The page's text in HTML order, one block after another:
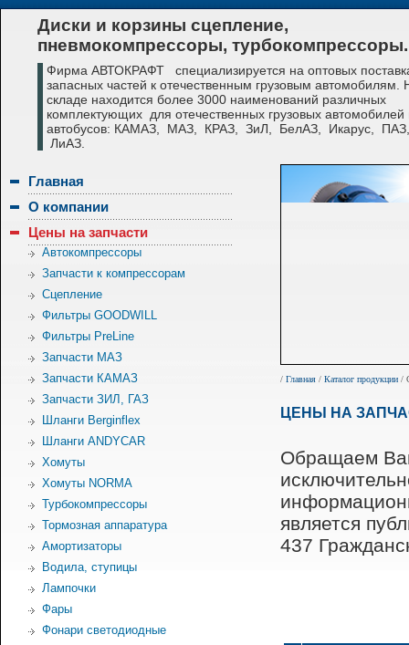
Диски и корзины сцепление,
пневмокомпрессоры, турбокомпрессоры.
Фирма АВТОКРАФТ специализируется на оптовых
запасных частей к отечественным грузовым
складе находится более 3000 наименований различных
комплектующих для отечественных грузовых автомобилей
автобусов: КАМАЗ, МАЗ, КРАЗ, ЗиЛ, БелАЗ, Икарус,
ЛиАЗ.
Главная
О компании
Цены на запчасти
Автокомпрессоры
Запчасти к компрессорам
Сцепление
Фильтры GOODWILL
Фильтры PreLine
Запчасти МАЗ
Запчасти КАМАЗ
Запчасти ЗИЛ, ГАЗ
Шланги Berginflex
Шланги ANDYCAR
Хомуты
Хомуты NORMA
Турбокомпрессоры
Тормозная аппаратура
Амортизаторы
Водила, ступицы
Лампочки
Фары
Фонари светодиодные
/ Главная / Каталог продукции /
ЦЕНЫ НА
Обращаем
является
437